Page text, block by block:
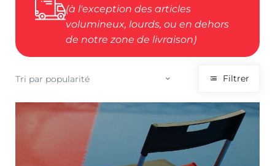
(à l'exception des articles
volumineux, lourds, ou en dehors
de notre zone de livraison)
Filtrer